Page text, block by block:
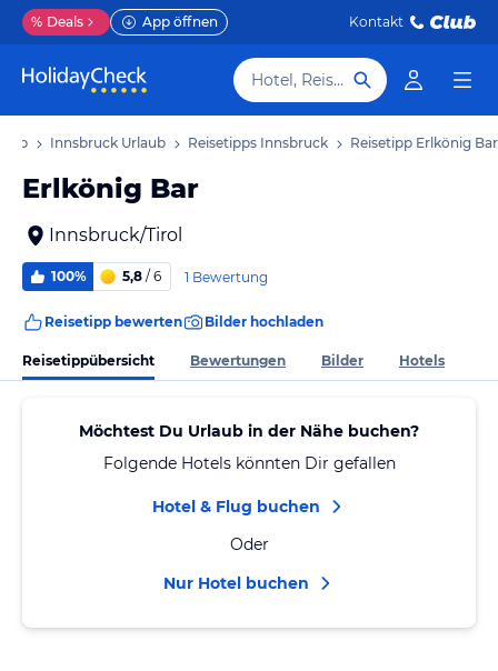
% Deals App öffnen Kontakt
Hotel, Reiseziel
Innsbruck Urlaub Reisetipps Innsbruck Reisetipp Erlkönig Bar
Erlkönig Bar
Innsbruck/Tirol
100% 5,8 / 6 1 Bewertung
Reisetipp bewerten Bilder hochladen
Reisetippübersicht Bewertungen Bilder Hotels
Möchtest Du Urlaub in der Nähe buchen?
Folgende Hotels könnten Dir gefallen
Hotel & Flug buchen
Oder
Nur Hotel buchen